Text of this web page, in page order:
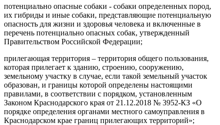
потенциально опасные собаки - собаки определенных пород,
их гибриды и иные собаки, представляющие потенциальную
опасность для жизни и здоровья человека и включенные в
перечень потенциально опасных собак, утвержденный
Правительством Российской Федерации;
прилегающая территория – территория общего пользования,
которая прилегает к зданию, строению, сооружению,
земельному участку в случае, если такой земельный участок
образован, и границы которой определены настоящими
правилами, в соответствии с порядком, установленным
Законом Краснодарского края от 21.12.2018 № 3952-КЗ «О
порядке определения органами местного самоуправления в
Краснодарском крае границ прилегающих территорий»;